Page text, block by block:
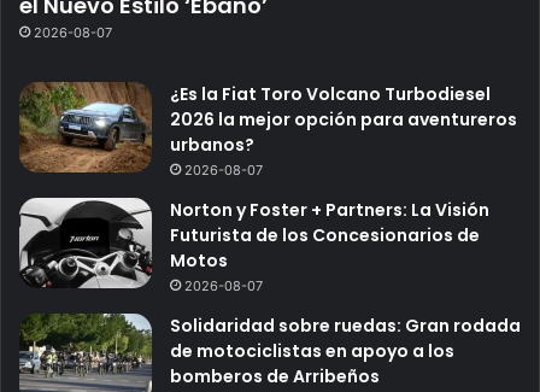
2026-08-07
¿Es la Fiat Toro Volcano Turbodiesel
2026 la mejor opción para aventureros
urbanos?
2026-08-07
Norton y Foster + Partners: La Visión
Futurista de los Concesionarios de
Motos
2026-08-07
Solidaridad sobre ruedas: Gran rodada
de motociclistas en apoyo a los
bomberos de Arribeños